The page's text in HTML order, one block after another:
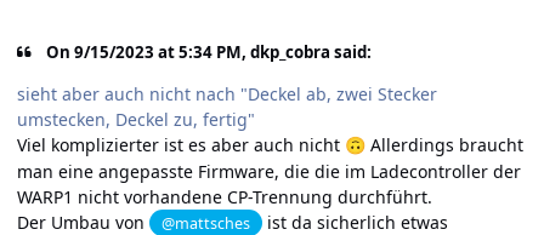
On 9/15/2023 at 5:34 PM, dkp_cobra said:
sieht aber auch nicht nach "Deckel ab, zwei Stecker
umstecken, Deckel zu, fertig"
Viel komplizierter ist es aber auch nicht 🙃 Allerdings braucht
man eine angepasste Firmware, die die im Ladecontroller der
WARP1 nicht vorhandene CP-Trennung durchführt.
Der Umbau von
@mattsches
ist da sicherlich etwas